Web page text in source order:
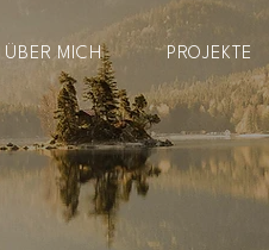
ÜBER MICH PROJEKTE